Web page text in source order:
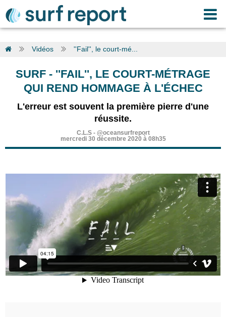
Vidéos ''Fail'', le court-mé...
SURF - ''FAIL'', LE COURT-MÉTRAGE
QUI REND HOMMAGE À L'ÉCHEC
L'erreur est souvent la première pierre d'une
réussite.
C.L.S- @oceansurfreport
mercredi 30 décembre 2020 à 08h35